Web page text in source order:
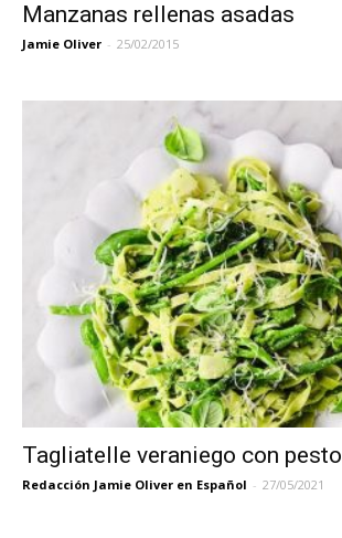
Manzanas rellenas asadas
Jamie Oliver - 25/02/2015
Tagliatelle veraniego con pesto
Redacción Jamie Oliver en Español - 27/05/2021